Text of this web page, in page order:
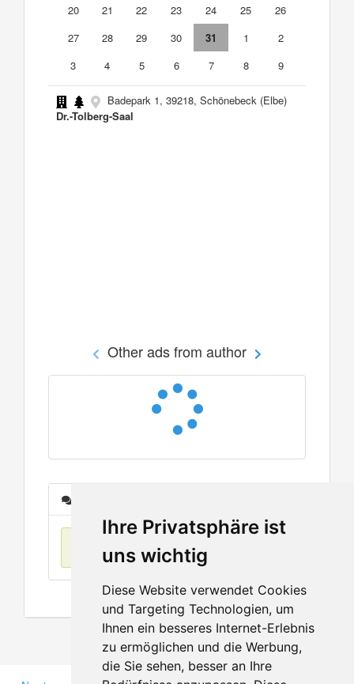
Ihre Privatsphäre ist
uns wichtig
Diese Website verwendet Cookies
und Targeting Technologien, um
Ihnen ein besseres Internet-Erlebnis
zu ermöglichen und die Werbung,
die Sie sehen, besser an Ihre
20
21 22 23 24 25
26
27
28 29 30 31 1
2
3
4 5 6 7 8 9
Badepark 1, 39218, Schönebeck (Elbe)
Dr.-Tolberg-Saal
Other ads from author
No items found